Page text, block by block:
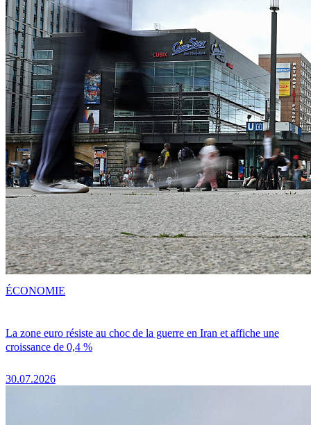
La zone euro résiste au choc de la guerre en Iran et affiche une
croissance de 0,4 %
30.07.2026
ÉCONOMIE